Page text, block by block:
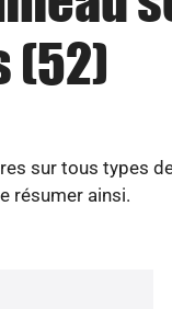
(52)
sur tous types
résumer ainsi.